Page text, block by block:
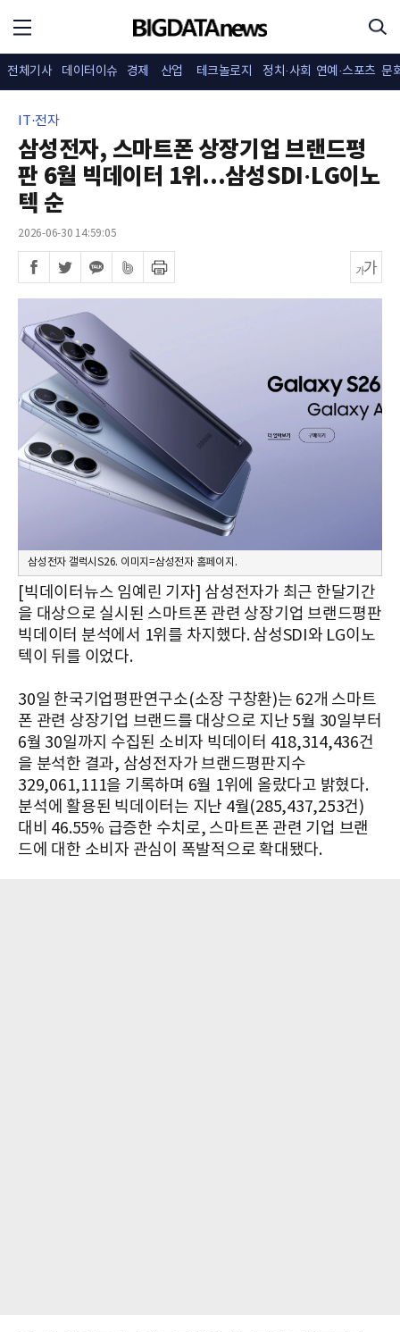
전체기사 데이터이슈 경제 산업 테크놀로지 정치·사회 연예·스포츠 문
IT·전자
삼성전자, 스마트폰 상장기업 브랜드평
판 6월 빅데이터 1위...삼성SDI·LG이노
텍 순
2026-06-30 14:59:05
삼성전자 갤럭시S26. 이미지=삼성전자 홈페이지.
[빅데이터뉴스 임예린 기자] 삼성전자가 최근 한달기간
을 대상으로 실시된 스마트폰 관련 상장기업 브랜드평판
빅데이터 분석에서 1위를 차지했다. 삼성SDI와 LG이노
텍이 뒤를 이었다.
30일 한국기업평판연구소(소장 구창환)는 62개 스마트
폰 관련 상장기업 브랜드를 대상으로 지난 5월 30일부터
6월 30일까지 수집된 소비자 빅데이터 418,314,436건
을 분석한 결과, 삼성전자가 브랜드평판지수
329,061,111을 기록하며 6월 1위에 올랐다고 밝혔다.
분석에 활용된 빅데이터는 지난 4월(285,437,253건)
대비 46.55% 급증한 수치로, 스마트폰 관련 기업 브랜
드에 대한 소비자 관심이 폭발적으로 확대됐다.